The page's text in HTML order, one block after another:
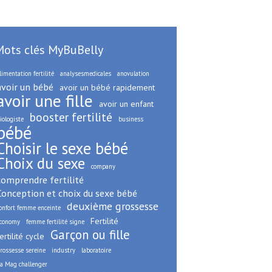
clés MyBuBelly
fertilité analysesmedicales anovulation
un bébé avoir un bébé rapidement
une fille avoir un enfant
booster fertilité business
le sexe bébé
du sexe company
fertilité
et choix du sexe bébé
femme enceinte deuxième grossesse
femme fertilité signe
Fertilité
cycle
Garçon ou fille
sereine industry
laboratoire
Mag challenger